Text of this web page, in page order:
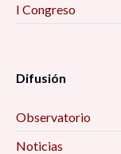
I Congreso
Difusión
Observatorio
Noticias